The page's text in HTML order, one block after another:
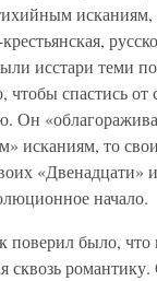
исстари теми
спастись от
Он
исканиям, то
начало.
поверил было,
сквозь